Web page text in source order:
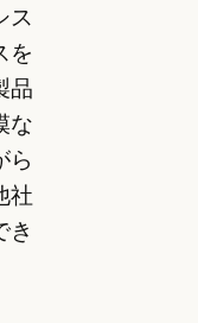
ス
を
品
な
ら
社
き